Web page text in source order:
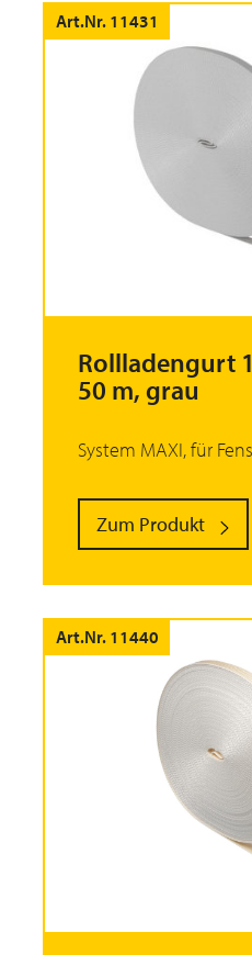
Art.Nr. 11431
Rollladengurt
50 m, grau
System MAXI, für
Zum Produkt
Art.Nr. 11440